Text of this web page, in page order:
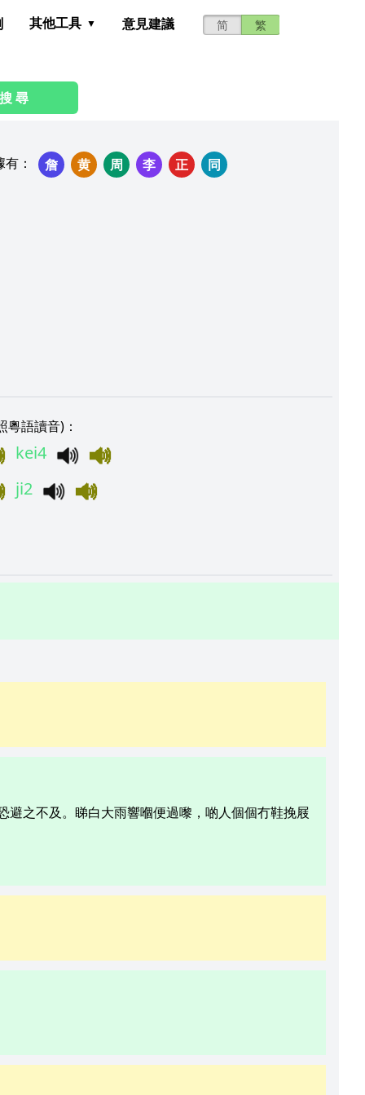
简 繁
其他工具 意見建議
搜 尋
有 ： 詹 黄 周 李 正
同
語讀音)：
kei4
ji2
避之不及。睇白大雨響嗰便過嚟，啲人個個冇鞋挽屐